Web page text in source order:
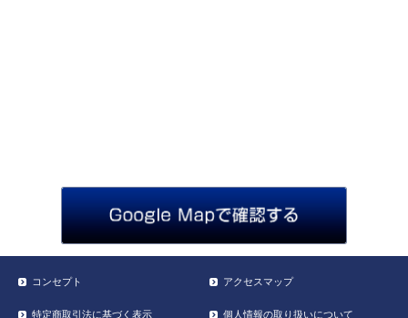
コンセプト アクセスマップ
特定商取引法に基づく表示 個人情報の取り扱いについて